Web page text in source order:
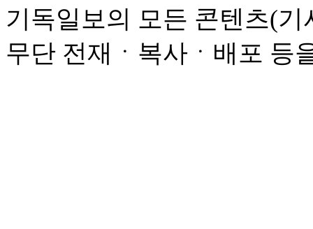
기독일보의 모든 콘텐츠(
무단 전재ㆍ복사ㆍ배포 등